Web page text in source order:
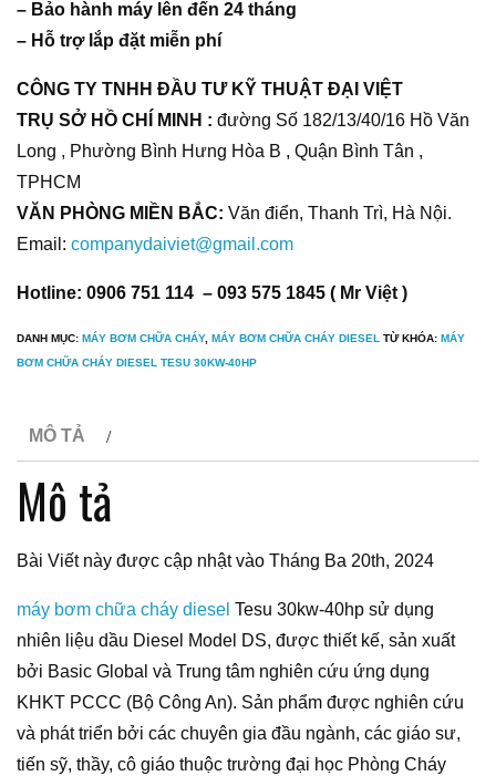
– Bảo hành máy lên đến 24 tháng
– Hỗ trợ lắp đặt miễn phí
CÔNG TY TNHH ĐẦU TƯ KỸ THUẬT ĐẠI VIỆT
TRỤ SỞ HỒ CHÍ MINH : đường Số 182/13/40/16 Hồ Văn
Long , Phường Bình Hưng Hòa B , Quận Bình Tân ,
TPHCM
VĂN PHÒNG MIỀN BẮC: Văn điển, Thanh Trì, Hà Nội.
Email: companydaiviet@gmail.com
Hotline: 0906 751 114 – 093 575 1845 ( Mr Việt )
DANH MỤC: MÁY BƠM CHỮA CHÁY, MÁY BƠM CHỮA CHÁY DIESEL TỪ KHÓA: MÁY
BƠM CHỮA CHÁY DIESEL TESU 30KW-40HP
MÔ TẢ
Mô tả
Bài Viết này được cập nhật vào Tháng Ba 20th, 2024
máy bơm chữa cháy diesel Tesu 30kw-40hp sử dụng
nhiên liệu dầu Diesel Model DS, được thiết kế, sản xuất
bởi Basic Global và Trung tâm nghiên cứu ứng dụng
KHKT PCCC (Bộ Công An). Sản phẩm được nghiên cứu
và phát triển bởi các chuyên gia đầu ngành, các giáo sư,
tiến sỹ, thầy, cô giáo thuộc trường đại học Phòng Cháy